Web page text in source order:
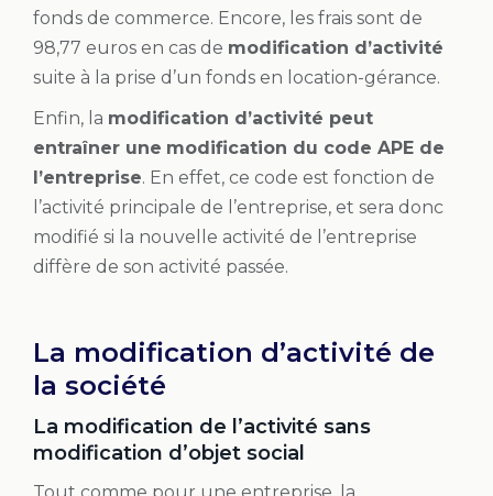
fonds de commerce. Encore, les frais sont de
98,77 euros en cas de modification d’activité
suite à la prise d’un fonds en location-gérance.
Enfin, la modification d’activité peut
entraîner une modification du code APE de
l’entreprise. En effet, ce code est fonction de
l’activité principale de l’entreprise, et sera donc
modifié si la nouvelle activité de l’entreprise
diffère de son activité passée.
La modification d’activité de
la société
La modification de l’activité sans
modification d’objet social
Tout comme pour une entreprise, la